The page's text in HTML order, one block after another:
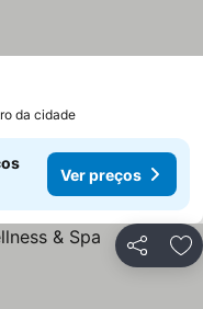
da cidade
Ver preços
Partilhar